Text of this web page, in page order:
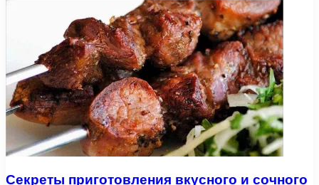
Секреты приготовления вкусного и сочного